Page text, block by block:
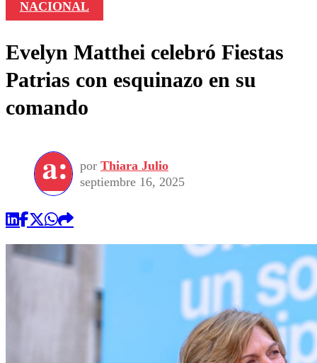
NACIONAL
Evelyn Matthei celebró Fiestas
Patrias con esquinazo en su
comando
por Thiara Julio
septiembre 16, 2025